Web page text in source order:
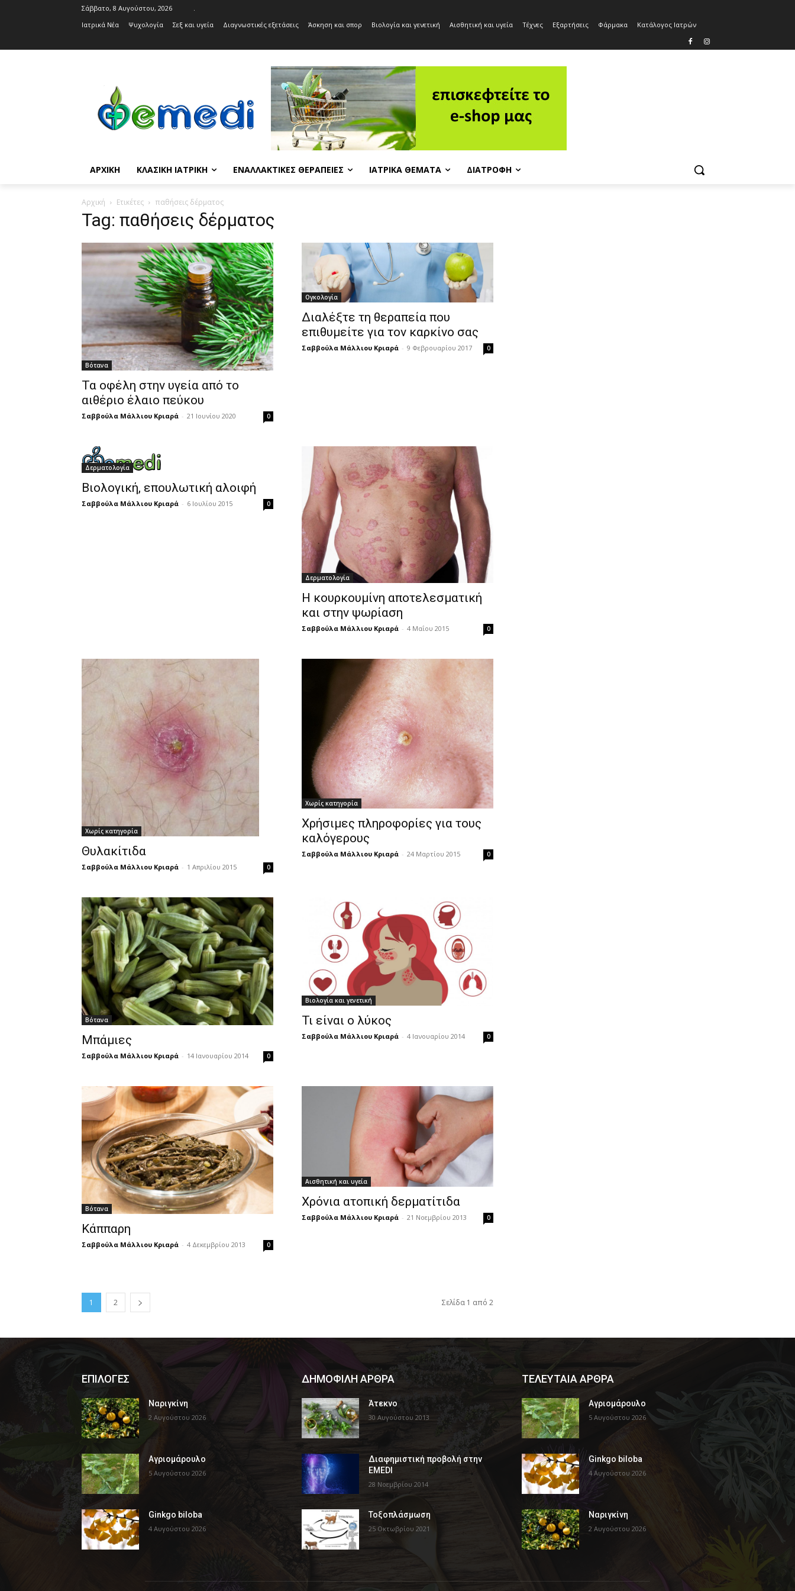
Σάββατο, 8 Αυγούστου, 2026
.
Ιατρικά Νέα
Ψυχολογία Σεξ και υγεία Διαγνωστικές εξετάσεις Άσκηση και σπορ Βιολογία και γενετική Αισθητική και υγεία Τέχνες Εξαρτήσεις Φάρμακα Κατάλογος Ιατρών
ΑΡΧΙΚΉ ΚΛΑΣΙΚΉ ΙΑΤΡΙΚΉ ΕΝΑΛΛΑΚΤΙΚΈΣ ΘΕΡΑΠΕΊΕΣ ΙΑΤΡΙΚΆ ΘΈΜΑΤΑ ΔΙΑΤΡΟΦΉ
Αρχική Ετικέτες παθήσεις δέρματος
Tag: παθήσεις δέρματος
Βότανα
Τα οφέλη στην υγεία από το
αιθέριο έλαιο πεύκου
Σαββούλα Μάλλιου Κριαρά - 21 Ιουνίου 2020 0
Ογκολογία
Διαλέξτε τη θεραπεία που
επιθυμείτε για τον καρκίνο σας
Σαββούλα Μάλλιου Κριαρά - 9 Φεβρουαρίου 2017 0
Δερματολογία
Βιολογική, επουλωτική αλοιφή
Σαββούλα Μάλλιου Κριαρά - 6 Ιουλίου 2015 0
Δερματολογία
Η κουρκουμίνη αποτελεσματική
και στην ψωρίαση
Σαββούλα Μάλλιου Κριαρά - 4 Μαΐου 2015 0
Χωρίς κατηγορία
Θυλακίτιδα
Σαββούλα Μάλλιου Κριαρά - 1 Απριλίου 2015 0
Χωρίς κατηγορία
Χρήσιμες πληροφορίες για τους
καλόγερους
Σαββούλα Μάλλιου Κριαρά - 24 Μαρτίου 2015 0
Βότανα
Μπάμιες
Σαββούλα Μάλλιου Κριαρά - 14 Ιανουαρίου 2014 0
Βιολογία και γενετική
Τι είναι ο λύκος
Σαββούλα Μάλλιου Κριαρά - 4 Ιανουαρίου 2014 0
Βότανα
Κάππαρη
Σαββούλα Μάλλιου Κριαρά - 4 Δεκεμβρίου 2013 0
Αισθητική και υγεία
Χρόνια ατοπική δερματίτιδα
Σαββούλα Μάλλιου Κριαρά - 21 Νοεμβρίου 2013 0
1 2 Σελίδα 1 από 2
ΕΠΙΛΟΓΕΣ
Ναριγκίνη
2 Αυγούστου 2026
Αγριομάρουλο
5 Αυγούστου 2026
Ginkgo biloba
4 Αυγούστου 2026
ΔΗΜΟΦΙΛΗ ΑΡΘΡΑ
Άτεκνο
30 Αυγούστου 2013
Διαφημιστική προβολή στην
EMEDI
28 Νοεμβρίου 2014
Τοξοπλάσμωση
25 Οκτωβρίου 2021
ΤΕΛΕΥΤΑΙΑ ΑΡΘΡΑ
Αγριομάρουλο
5 Αυγούστου 2026
Ginkgo biloba
4 Αυγούστου 2026
Ναριγκίνη
2 Αυγούστου 2026